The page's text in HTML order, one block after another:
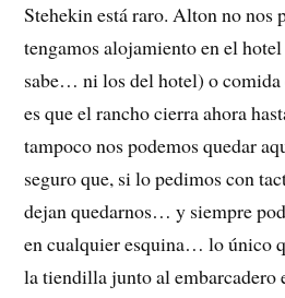
Stehekin está raro. Alton no nos
tengamos alojamiento en el
sabe… ni los del hotel) o comida
es que el rancho cierra ahora
tampoco nos podemos quedar
seguro que, si lo pedimos con
dejan quedarnos… y siempre
en cualquier esquina… lo único
la tiendilla junto al embarcadero